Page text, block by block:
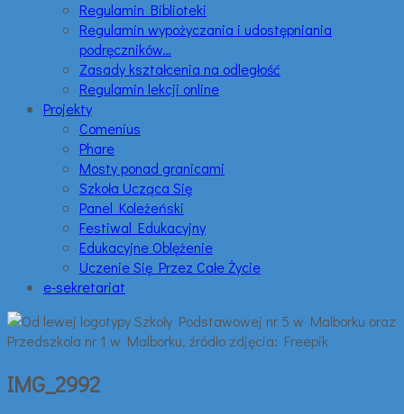
Regulamin Biblioteki
Regulamin wypożyczania i udostępniania
podręczników…
Zasady kształcenia na odległość
Regulamin lekcji online
Projekty
Comenius
Phare
Mosty ponad granicami
Szkoła Ucząca Się
Panel Koleżeński
Festiwal Edukacyjny
Edukacyjne Oblężenie
Uczenie Się Przez Całe Życie
e-sekretariat
IMG_2992